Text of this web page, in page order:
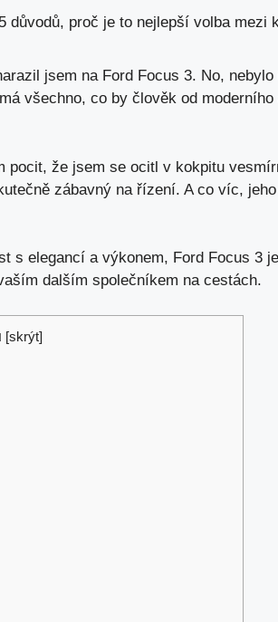
důvodů, proč je to nejlepší volba mezi
jsem na Ford Focus 3. No, nebylo
všechno, co by člověk od
pocit, že jsem se ocitl v kokpitu
zábavný na řízení. A co víc,
s elegancí a výkonem, Ford Focus 3
dalším společníkem na cestách.
[skrýt]